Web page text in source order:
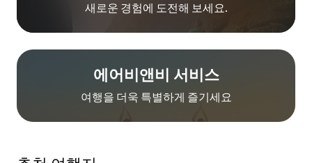
새로운 경험에 도전해 보세요.
에어비앤비 서비스
여행을 더욱 특별하게 즐기세요